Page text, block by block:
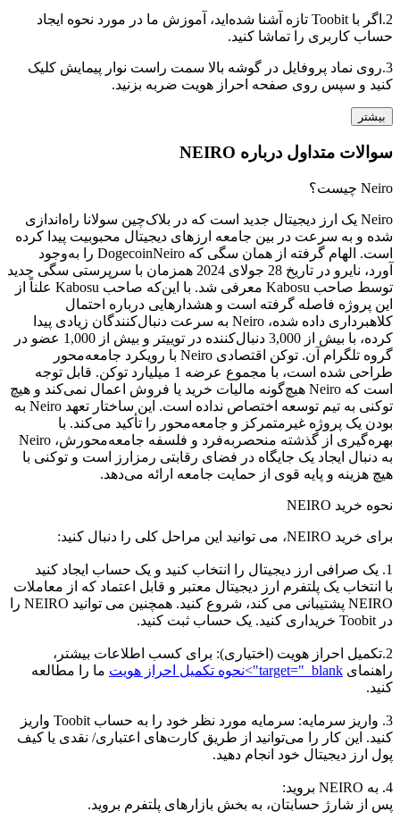
2.
اگر با Toobit تازه آشنا شده‌اید، آموزش ما در مورد نحوه ایجاد
حساب کاربری را تماشا کنید.
3. روی نماد پروفایل در گوشه بالا سمت راست نوار پیمایش کلیک
کنید و سپس روی صفحه احراز هویت ضربه بزنید.
بیشتر
سوالات متداول درباره NEIRO
Neiro چیست؟
Neiro یک ارز دیجیتال جدید است که در بلاک‌چین سولانا راه‌اندازی
شده و به سرعت در بین جامعه ارزهای دیجیتال محبوبیت پیدا کرده
است. الهام گرفته از همان سگی که DogecoinNeiro را به‌وجود
آورد، نایرو در تاریخ 28 جولای 2024 همزمان با سرپرستی سگی جدید
توسط صاحب Kabosu معرفی شد. با این‌که صاحب Kabosu علناً از
این پروژه فاصله گرفته است و هشدارهایی درباره احتمال
کلاهبرداری داده شده، Neiro به سرعت دنبال‌کنندگان زیادی پیدا
کرده، با بیش از 3,000 دنبال‌کننده در توییتر و بیش از 1,000 عضو در
گروه تلگرام آن. توکن اقتصادی Neiro با رویکرد جامعه‌محور
طراحی شده است، با مجموع عرضه 1 میلیارد توکن. قابل توجه
است که Neiro هیچ‌گونه مالیات خرید یا فروش اعمال نمی‌کند و هیچ
توکنی به تیم توسعه اختصاص نداده است. این ساختار تعهد Neiro به
بودن یک پروژه غیرمتمرکز و جامعه‌محور را تأکید می‌کند. با
بهره‌گیری از گذشته منحصربه‌فرد و فلسفه جامعه‌محورش، Neiro
به دنبال ایجاد یک جایگاه در فضای رقابتی رمزارز است و توکنی با
هیچ هزینه و پایه قوی از حمایت جامعه ارائه می‌دهد.
نحوه خرید NEIRO
برای خرید NEIRO، می توانید این مراحل کلی را دنبال کنید:
1. یک صرافی ارز دیجیتال را انتخاب کنید و یک حساب ایجاد کنید
با انتخاب یک پلتفرم ارز دیجیتال معتبر و قابل اعتماد که از معاملات
NEIRO پشتیبانی می کند، شروع کنید. همچنین می توانید NEIRO را
در Toobit خریداری کنید. یک حساب ثبت کنید.
2.تکمیل احراز هویت (اختیاری): برای کسب اطلاعات بیشتر،
راهنمای target="_blank">نحوه تکمیل احراز هویت
ما را مطالعه
کنید.
3. واریز سرمایه: سرمایه مورد نظر خود را به حساب Toobit واریز
کنید. این کار را می‌توانید از طریق کارت‌های اعتباری/ نقدی یا کیف
پول ارز دیجیتال خود انجام دهید.
4. به NEIRO بروید:
پس از شارژ حسابتان، به بخش بازارهای پلتفرم بروید.